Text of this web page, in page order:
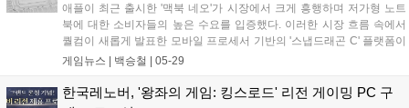
애플이 최근 출시한 '맥북 네오'가 시장에서 크게 흥행하며 저가형 노트
북에 대한 소비자들의 높은 수요를 입증했다. 이러한 시장 흐름 속에서
퀄컴이 새롭게 발표한 모바일 프로세서 기반의 '스냅드래곤 C' 플랫폼이
차세대 보급형 노트북 시장의 핵심 동력으로 주목받을 수 있을까? 해당
프레임 유지와 발열 제어 성능을 제공할 것으로 기대된다....
게임뉴스 | 백승철 | 05-29
한국레노버, '왕좌의 게임: 킹스로드' 리전 게이밍 PC 구